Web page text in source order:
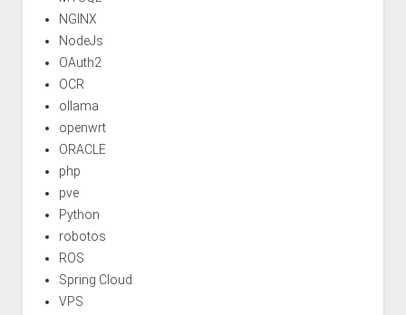
NGINX
NodeJs
OAuth2
OCR
ollama
openwrt
ORACLE
php
pve
Python
robotos
ROS
Spring Cloud
VPS